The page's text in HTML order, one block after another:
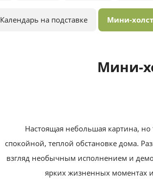
Календарь на подставке Мини-
Мини-
Настоящая небольшая картина,
спокойной, теплой обстановке дома.
взгляд необычным исполнением и
ярких жизненных моментах